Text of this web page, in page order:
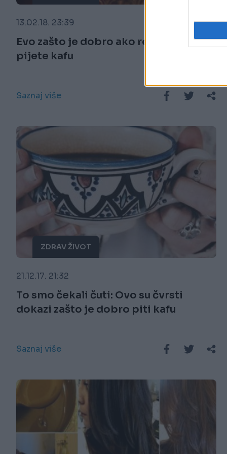
13.02.18. 23:39
Evo zašto je dobro ako redovno
pijete kafu
Saznaj više
ZDRAV ŽIVOT
21.12.17. 21:32
To smo čekali čuti: Ovo su čvrsti
dokazi zašto je dobro piti kafu
Saznaj više